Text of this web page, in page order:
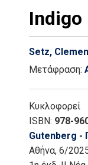
Indigo
Setz,
Μετάφραση:
Κυκλοφορεί
ISBN: 978-
Gutenberg -
Αθήνα, 6/